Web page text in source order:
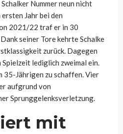
Nummer neun nicht
Jahr bei den
2021/22 traf er in 30
seiner Tore kehrte Schalke
zurück. Dagegen
lediglich zweimal ein.
35-Jährigen zu schaffen. Vier
aufgrund von
Sprunggelenksverletzung.
mit